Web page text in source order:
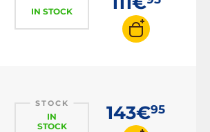
IN STOCK
STOCK
IN
STOCK
143€95